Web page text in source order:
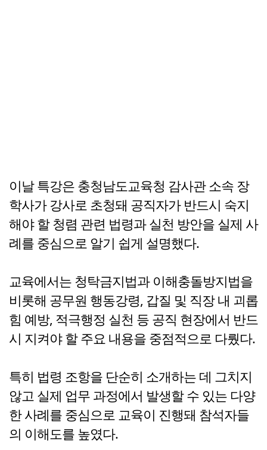
이날 특강은 충청남도교육청 감사관 소속 장
학사가 강사로 초청돼 공직자가 반드시 숙지
해야 할 청렴 관련 법령과 실천 방안을 실제 사
례를 중심으로 알기 쉽게 설명했다.
교육에서는 청탁금지법과 이해충돌방지법을
비롯해 공무원 행동강령, 갑질 및 직장 내 괴롭
힘 예방, 적극행정 실천 등 공직 현장에서 반드
시 지켜야 할 주요 내용을 중점적으로 다뤘다.
특히 법령 조항을 단순히 소개하는 데 그치지
않고 실제 업무 과정에서 발생할 수 있는 다양
한 사례를 중심으로 교육이 진행돼 참석자들
의 이해도를 높였다.